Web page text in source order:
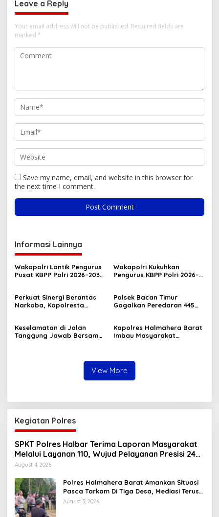
Leave a Reply
Your email address will not be published. Required fields are
marked *
Save my name, email, and website in this browser for
the next time I comment.
Informasi Lainnya
Wakapolri Lantik Pengurus
Pusat KBPP Polri 2026–2031,
Wakapolri Kukuhkan
Pengurus KBPP Polri 2026–
Perkuat Sinergi Berantas
Narkoba, Kapolresta
Provinsi Maluku Utara
Polsek Bacan Timur
Gagalkan Peredaran 445
Keselamatan di Jalan
Tanggung Jawab Bersama,
Kapolres Halmahera Barat
Imbau Masyarakat
View More
Kegiatan Polres
SPKT Polres Halbar Terima Laporan Masyarakat
Melalui Layanan 110, Wujud Pelayanan Presisi 24
Jam
August 4, 2026
Polres Halmahera Barat Amankan Situasi
Pasca Tarkam Di Tiga Desa, Mediasi Terus
Dilakukan
August 3, 2026